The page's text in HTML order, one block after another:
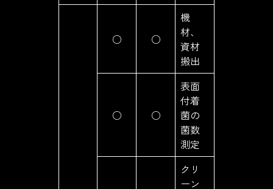
○ ○
機
材、
資材
搬出
○ ○
表面
付着
菌の
菌数
測定
クリ
ーン